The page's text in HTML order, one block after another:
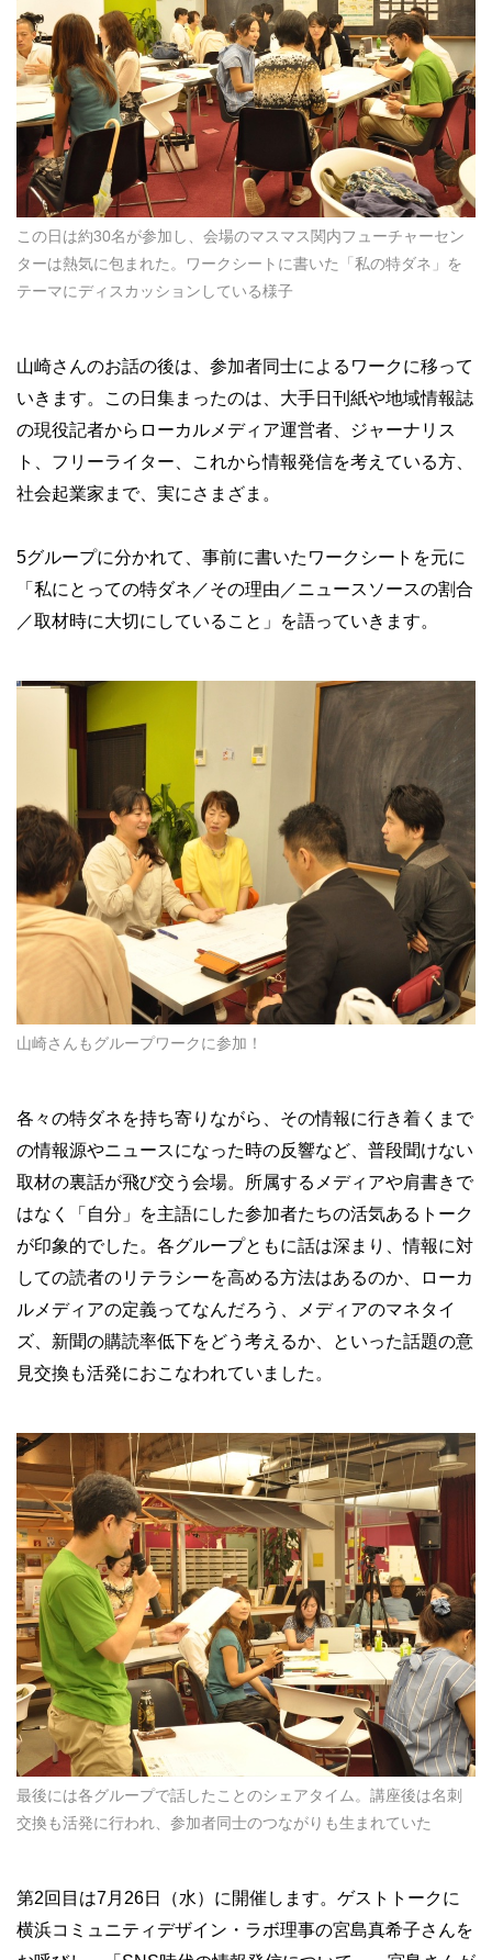
この日は約30名が参加し、会場のマスマス関内フューチャーセン
ターは熱気に包まれた。ワークシートに書いた「私の特ダネ」を
テーマにディスカッションしている様子
山崎さんのお話の後は、参加者同士によるワークに移って
いきます。この日集まったのは、大手日刊紙や地域情報誌
の現役記者からローカルメディア運営者、ジャーナリス
ト、フリーライター、これから情報発信を考えている方、
社会起業家まで、実にさまざま。
5グループに分かれて、事前に書いたワークシートを元に
「私にとっての特ダネ／その理由／ニュースソースの割合
／取材時に大切にしていること」を語っていきます。
山崎さんもグループワークに参加！
各々の特ダネを持ち寄りながら、その情報に行き着くまで
の情報源やニュースになった時の反響など、普段聞けない
取材の裏話が飛び交う会場。所属するメディアや肩書きで
はなく「自分」を主語にした参加者たちの活気あるトーク
が印象的でした。各グループともに話は深まり、情報に対
しての読者のリテラシーを高める方法はあるのか、ローカ
ルメディアの定義ってなんだろう、メディアのマネタイ
ズ、新聞の購読率低下をどう考えるか、といった話題の意
見交換も活発におこなわれていました。
最後には各グループで話したことのシェアタイム。講座後は名刺
交換も活発に行われ、参加者同士のつながりも生まれていた
第2回目は7月26日（水）に開催します。ゲストトークに
横浜コミュニティデザイン・ラボ理事の宮島真希子さんを